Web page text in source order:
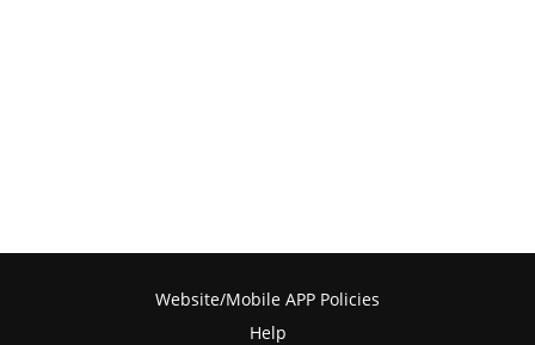
Website/Mobile APP Policies
Help